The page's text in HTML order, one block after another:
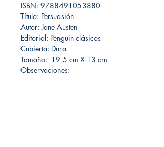
ISBN: 9788491053880
Título: Persuasión
Autor: Jane Austen
Editorial: Penguin clásicos
Cubierta: Dura
Tamaño: 19.5 cm X 13 cm
Observaciones: